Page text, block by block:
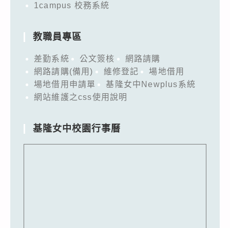
1campus 校務系統
教職員專區
差勤系統 公文簽核
網路請購
網路請購(備用)
維修登記
場地借用
場地借用申請單
基隆女中Newplus系統
網站維護之css使用說明
基隆女中校園行事曆